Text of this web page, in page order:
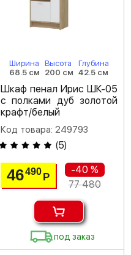
Ширина
68.5 см
Высота
200 см
Глубина
42.5 см
Шкаф пенал Ирис ШК-05
с полками дуб золотой
крафт/белый
Код товара: 249793
(5)
46490 Р
-40 %
77 480
под заказ